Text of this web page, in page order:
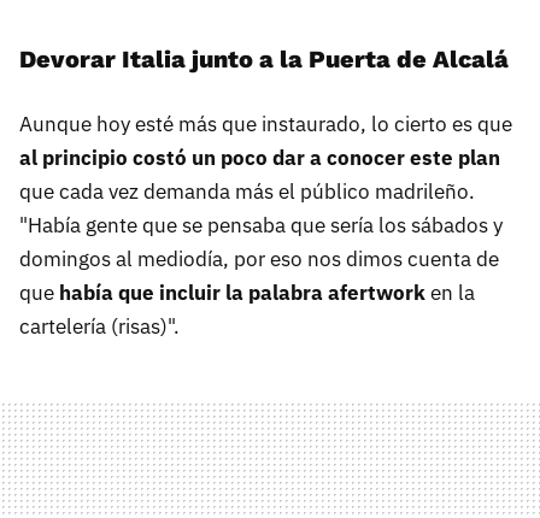
Devorar Italia junto a la Puerta de Alcalá
Aunque hoy esté más que instaurado, lo cierto es que
al principio costó un poco dar a conocer este plan
que cada vez demanda más el público madrileño.
"Había gente que se pensaba que sería los sábados y
domingos al mediodía, por eso nos dimos cuenta de
que había que incluir la palabra afertworken la
cartelería (risas)".